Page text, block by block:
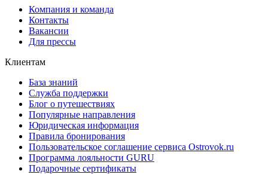
Компания и команда
Контакты
Вакансии
Для прессы
Клиентам
База знаний
Служба поддержки
Блог о путешествиях
Популярные направления
Юридическая информация
Правила бронирования
Пользовательское соглашение сервиса Ostrovok.ru
Программа лояльности GURU
Подарочные сертификаты